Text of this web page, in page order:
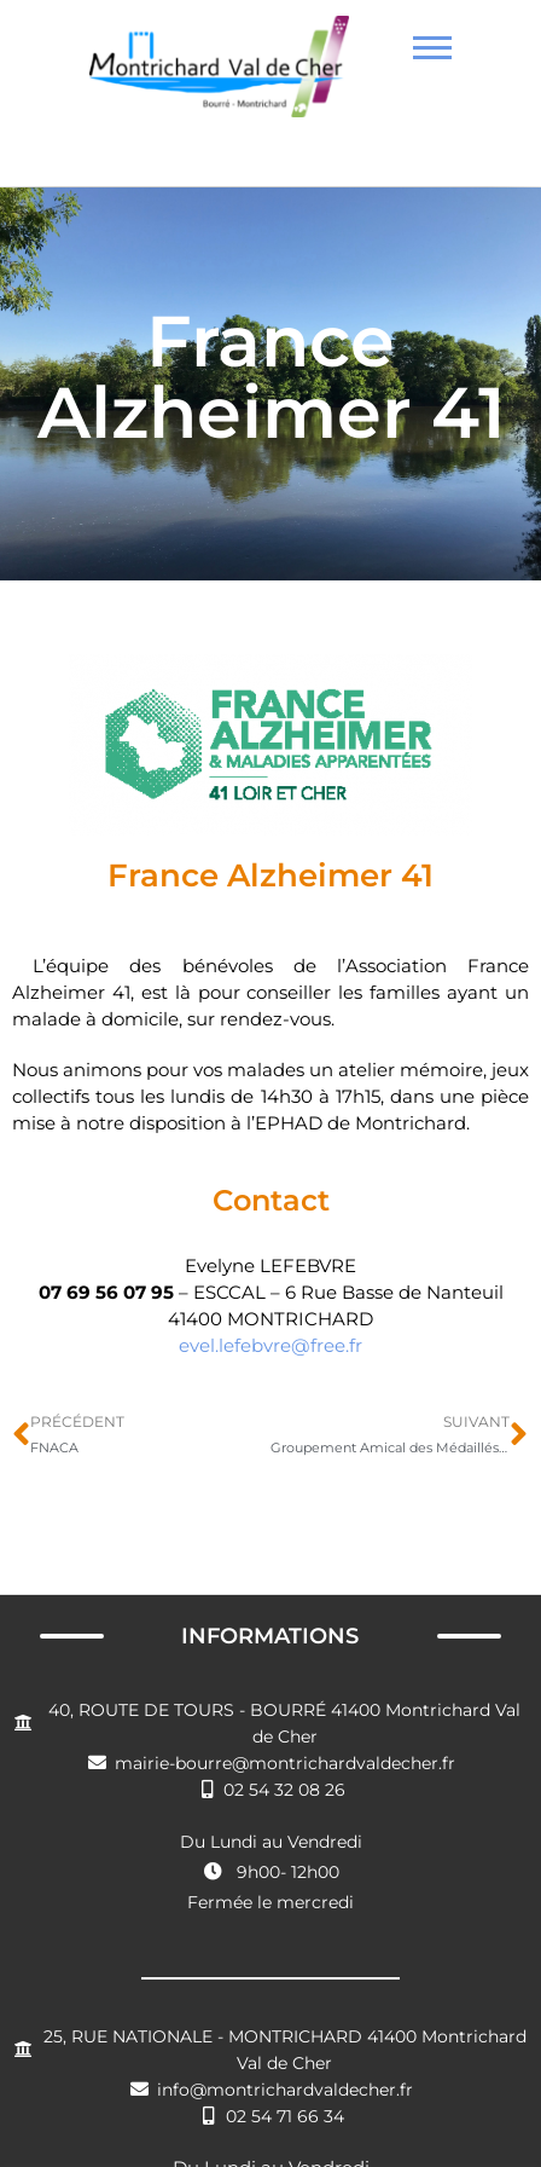
France
Alzheimer 41
France Alzheimer 41
L’équipe des bénévoles de l’Association France
Alzheimer 41, est là pour conseiller les familles ayant un
malade à domicile, sur rendez-vous.
Nous animons pour vos malades un atelier mémoire, jeux
collectifs tous les lundis de 14h30 à 17h15, dans une pièce
mise à notre disposition à l’EPHAD de Montrichard.
Contact
Evelyne LEFEBVRE
07 69 56 07 95– ESCCAL – 6 Rue Basse de Nanteuil
41400 MONTRICHARD
evel.lefebvre@free.fr
PRÉCÉDENT
FNACA
SUIVANT
Groupement Amical des Médaillés Militaires de Montrichard et environs
INFORMATIONS
40, ROUTE DE TOURS - BOURRÉ 41400 Montrichard Val
de Cher
mairie-bourre@montrichardvaldecher.fr
02 54 32 08 26
Du Lundi au Vendredi
9h00- 12h00
Fermée le mercredi
25, RUE NATIONALE - MONTRICHARD 41400 Montrichard
Val de Cher
info@montrichardvaldecher.fr
02 54 71 66 34